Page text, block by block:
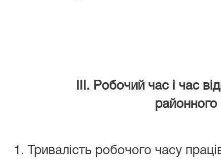
ІІІ. Робочий час і час
районного
Тривалість робочого часу